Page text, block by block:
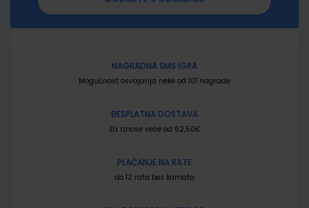
NAGRADNA SMS IGRA
Mogućnost osvajanja neke od 101 nagrade
BESPLATNA DOSTAVA
Za iznose veće od 62,50€
PLAĆANJE NA RATE
do 12 rata bez kamata